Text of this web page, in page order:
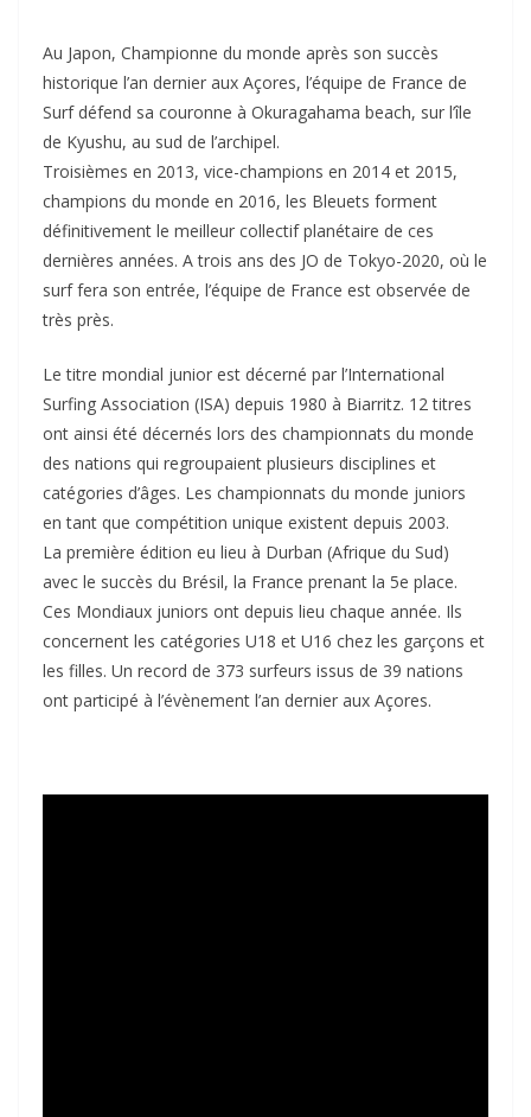
Au Japon, Championne du monde après son succès
historique l’an dernier aux Açores, l’équipe de France de
Surf défend sa couronne à Okuragahama beach, sur l’île
de Kyushu, au sud de l’archipel.
Troisièmes en 2013, vice-champions en 2014 et 2015,
champions du monde en 2016, les Bleuets forment
définitivement le meilleur collectif planétaire de ces
dernières années. A trois ans des JO de Tokyo-2020, où le
surf fera son entrée, l’équipe de France est observée de
très près.
Le titre mondial junior est décerné par l’International
Surfing Association (ISA) depuis 1980 à Biarritz. 12 titres
ont ainsi été décernés lors des championnats du monde
des nations qui regroupaient plusieurs disciplines et
catégories d’âges. Les championnats du monde juniors
en tant que compétition unique existent depuis 2003.
La première édition eu lieu à Durban (Afrique du Sud)
avec le succès du Brésil, la France prenant la 5e place.
Ces Mondiaux juniors ont depuis lieu chaque année. Ils
concernent les catégories U18 et U16 chez les garçons et
les filles. Un record de 373 surfeurs issus de 39 nations
ont participé à l’évènement l’an dernier aux Açores.